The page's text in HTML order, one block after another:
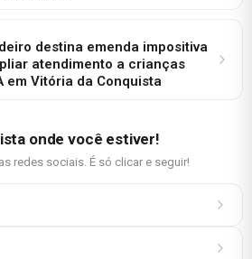
destina emenda impositiva
atendimento a crianças
em Vitória da Conquista
onde você estiver!
redes sociais. É só clicar e seguir!